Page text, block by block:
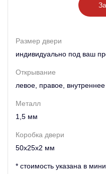
Размер двери
индивидуально под ваш
Открывание
левое, правое, внутреннее
Металл
1,5 мм
Коробка двери
50х25х2 мм
* стоимость указана в